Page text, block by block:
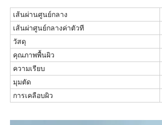
เส้นผ่านศูนย์กลาง
เส้นผ่าศูนย์กลางค่าตัวที
วัสดุ
คุณภาพพื้นผิว
ความเรียบ
มุมตัด
การเคลือบผิว